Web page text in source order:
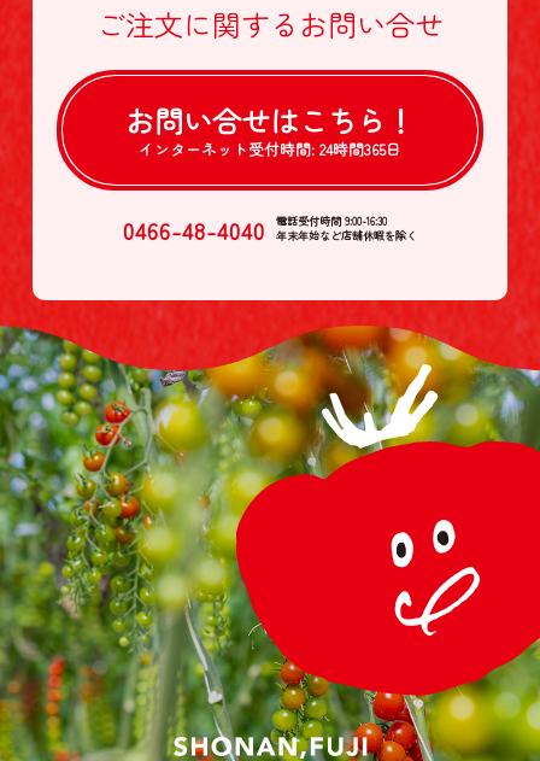
ご注文に関する お問い合せ
お問い合せはこちら！
インターネット受付時間: 24時間365日
0466-48-4040
電話受付時間 9:00-16:30
年末年始など店舗休暇を除く